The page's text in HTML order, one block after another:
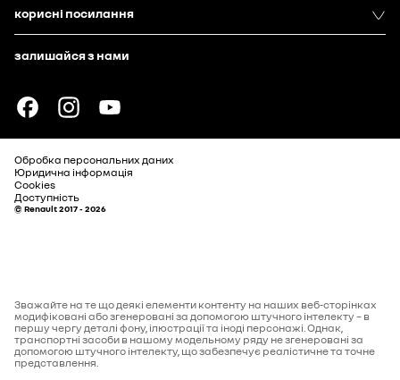
корисні посилання
залишайся з нами
Обробка персональних даних
Юридична інформація
Cookies
Доступність
© Renault 2017 - 2026
Зважайте на те що деякі елементи контенту на наших веб-сторінках
модифіковані або згенеровані за допомогою штучного інтелекту – в
першу чергу деталі фону, ілюстрації та іноді персонажі. Однак,
транспортні засоби в нашому модельному ряду не згенеровані за
допомогою штучного інтелекту, що забезпечує реалістичне та точне
представлення.